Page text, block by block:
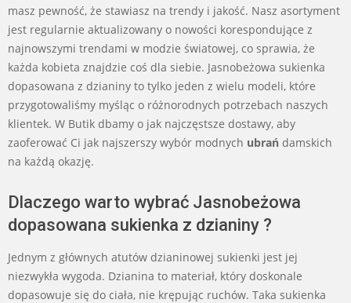
masz pewność, że stawiasz na trendy i jakość. Nasz asortyment
jest regularnie aktualizowany o nowości korespondujące z
najnowszymi trendami w modzie światowej, co sprawia, że
każda kobieta znajdzie coś dla siebie. Jasnobeżowa sukienka
dopasowana z dzianiny to tylko jeden z wielu modeli, które
przygotowaliśmy myśląc o różnorodnych potrzebach naszych
klientek. W Butik dbamy o jak najczęstsze dostawy, aby
zaoferować Ci jak najszerszy wybór modnych ubrań damskich
na każdą okazję.
Dlaczego warto wybrać Jasnobeżowa
dopasowana sukienka z dzianiny ?
Jednym z głównych atutów dzianinowej sukienki jest jej
niezwykła wygoda. Dzianina to materiał, który doskonale
dopasowuje się do ciała, nie krępując ruchów. Taka sukienka